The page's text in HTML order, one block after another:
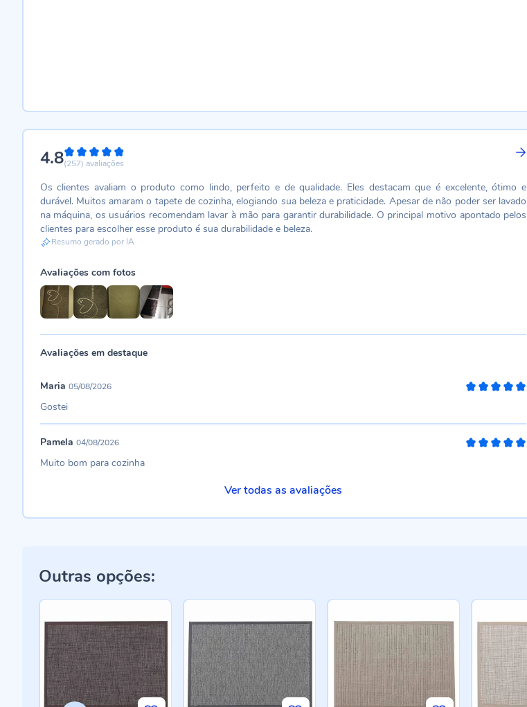
4.896%
(257) avaliações
Os clientes avaliam o produto como lindo, perfeito e de qualidade. Eles destacam que é excelente, ótimo e
durável. Muitos amaram o tapete de cozinha, elogiando sua beleza e praticidade. Apesar de não poder ser lavado
na máquina, os usuários recomendam lavar à mão para garantir durabilidade. O principal motivo apontado pelos
clientes para escolher esse produto é sua durabilidade e beleza.
Resumo gerado por IA
Avaliações com fotos
Avaliações em destaque
Maria 05/08/2026
Gostei
Pamela 04/08/2026
Muito bom para cozinha
Ver todas as avaliações
Outras opções: